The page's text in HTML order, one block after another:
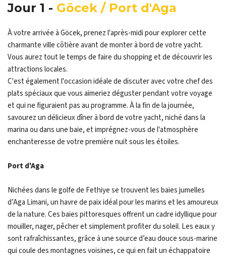
Jour 1 - Göcek / Port d'Aga
À votre arrivée à Göcek, prenez l'après-midi pour explorer cette
charmante ville côtière avant de monter à bord de votre yacht.
Vous aurez tout le temps de faire du shopping et de découvrir les
attractions locales.
C'est également l'occasion idéale de discuter avec votre chef des
plats spéciaux que vous aimeriez déguster pendant votre voyage
et qui ne figuraient pas au programme. À la fin de la journée,
savourez un délicieux dîner à bord de votre yacht, niché dans la
marina ou dans une baie, et imprégnez-vous de l'atmosphère
enchanteresse de votre première nuit sous les étoiles.
Port d'Aga
Nichées dans le golfe de Fethiye se trouvent les baies jumelles
d’Aga Limani, un havre de paix idéal pour les marins et les amoureux
de la nature. Ces baies pittoresques offrent un cadre idyllique pour
mouiller, nager, pêcher et simplement profiter du soleil. Les eaux y
sont rafraîchissantes, grâce à une source d’eau douce sous-marine
qui coule des montagnes voisines, ce qui en fait un échappatoire